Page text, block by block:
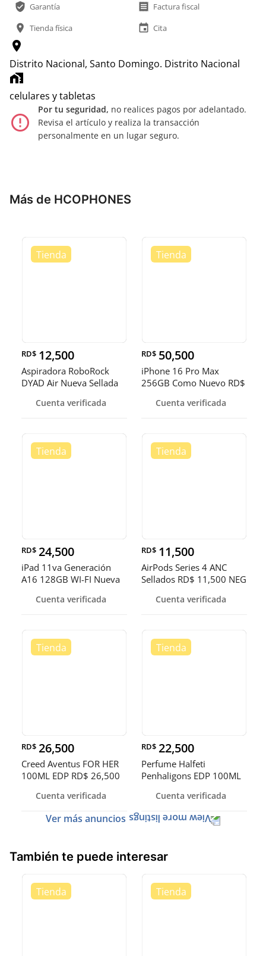
verified_user Garantía receipt Factura fiscal
location_on Tienda física event Cita
location_on
Distrito Nacional, Santo Domingo. Distrito Nacional
home_work
celulares y tabletas
error_outline
Por tu seguridad, no realices pagos por adelantado.
Revisa el artículo y realiza la transacción
personalmente en un lugar seguro.
Más de HCOPHONES
RD$ 12,500
Aspiradora RoboRock
DYAD Air Nueva Sellada
Cuenta verificada
RD$ 50,500
iPhone 16 Pro Max
256GB Como Nuevo RD$
Cuenta verificada
RD$ 24,500
iPad 11va Generación
A16 128GB WI-FI Nueva
Cuenta verificada
RD$ 11,500
AirPods Series 4 ANC
Sellados RD$ 11,500 NEG
Cuenta verificada
RD$ 26,500
Creed Aventus FOR HER
100ML EDP RD$ 26,500
Cuenta verificada
RD$ 22,500
Perfume Halfeti
Penhaligons EDP 100ML
Cuenta verificada
Ver más anuncios
También te puede interesar